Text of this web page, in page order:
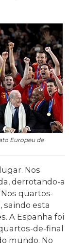
Europeu de
Nos
derrotando-a
quartos-
saindo esta
A Espanha foi
de-final
mundo. No